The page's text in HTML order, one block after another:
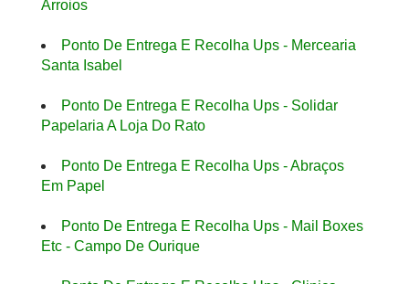
Arroios
Ponto De Entrega E Recolha Ups - Mercearia
Santa Isabel
Ponto De Entrega E Recolha Ups - Solidar
Papelaria A Loja Do Rato
Ponto De Entrega E Recolha Ups - Abraços
Em Papel
Ponto De Entrega E Recolha Ups - Mail Boxes
Etc - Campo De Ourique